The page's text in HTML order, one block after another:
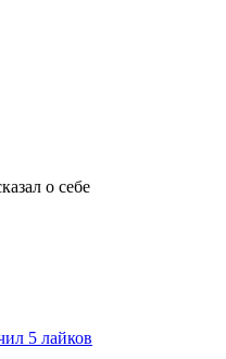
о себе
5 лайков